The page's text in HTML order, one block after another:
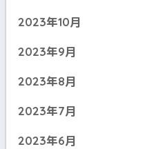
2023年10月
2023年9月
2023年8月
2023年7月
2023年6月